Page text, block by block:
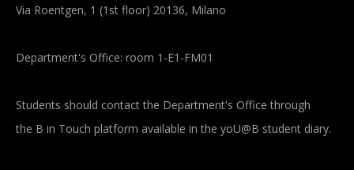
Via Roentgen, 1 (1st floor) 20136, Milano
Department's Office: room 1-E1-FM01
Students should contact the Department's Office through
the B in Touch platform available in the yoU@B student diary.